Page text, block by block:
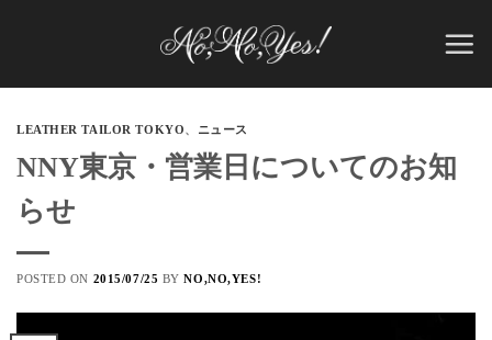
LEATHER TAILOR TOKYO、 ニュース
NNY東京・営業日についてのお知
らせ
POSTED ON 2015/07/25 BYNO,NO,YES!